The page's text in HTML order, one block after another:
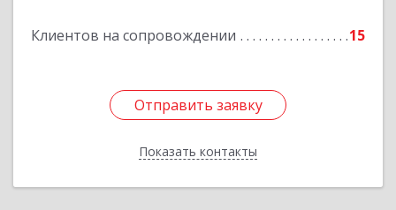
Клиентов на сопровождении 15
Отправить заявку
Показать контакты
Отправить заявку
Назад